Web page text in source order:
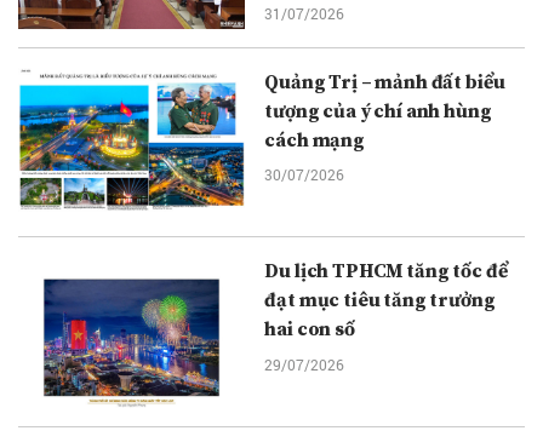
31/07/2026
Quảng Trị – mảnh đất biểu
tượng của ý chí anh hùng
cách mạng
30/07/2026
Du lịch TPHCM tăng tốc để
đạt mục tiêu tăng trưởng
hai con số
29/07/2026